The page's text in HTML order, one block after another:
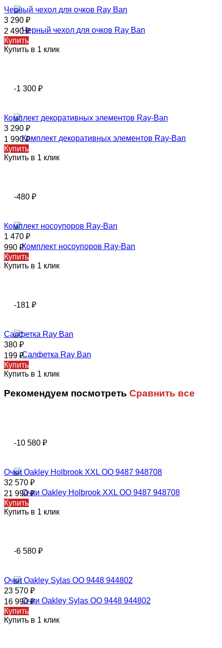
Черный чехол для очков Ray Ban
3 290 ₽
2 490₽
Купить
Купить в 1 клик
-1 300 ₽
Комплект декоративных элементов Ray-Ban
3 290 ₽
1 990₽
Купить
Купить в 1 клик
-480 ₽
Комплект носоупоров Ray-Ban
1 470 ₽
990 ₽
Купить
Купить в 1 клик
-181 ₽
Салфетка Ray Ban
380 ₽
199 ₽
Купить
Купить в 1 клик
Рекомендуем посмотреть Сравнить все
-10 580 ₽
Очки Oakley Holbrook XXL OO 9487 948708
32 570 ₽
21 990₽
Купить
Купить в 1 клик
-6 580 ₽
Очки Oakley Sylas OO 9448 944802
23 570 ₽
16 990₽
Купить
Купить в 1 клик